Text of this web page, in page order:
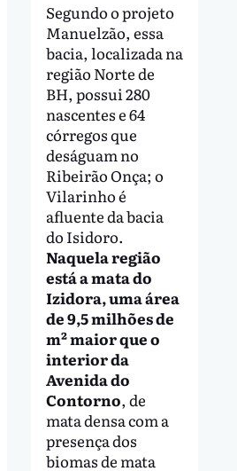
Segundo o projeto
Manuelzão, essa
bacia, localizada na
região Norte de
BH, possui 280
nascentes e 64
córregos que
deságuam no
Ribeirão Onça; o
Vilarinho é
afluente da bacia
do Isidoro.
Naquela região
está a mata do
Izidora, uma área
de 9,5 milhões de
m² maior que o
interior da
Avenida do
Contorno, de
mata densa com a
presença dos
biomas de mata